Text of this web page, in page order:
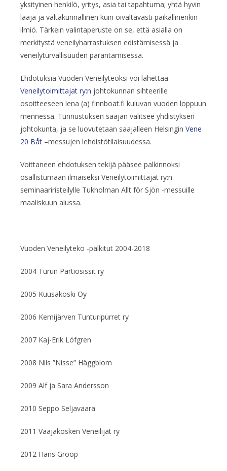
yksityinen henkilö, yritys, asia tai tapahtuma; yhtä hyvin
laaja ja valtakunnallinen kuin oivaltavasti paikallinenkin
ilmiö. Tärkein valintaperuste on se, että asialla on
merkitystä veneilyharrastuksen edistämisessä ja
veneilyturvallisuuden parantamisessa.
Ehdotuksia Vuoden Veneilyteoksi voi lähettää
Veneilytoimittajat ry:n johtokunnan sihteerille
osoitteeseen lena (a) finnboat.fi kuluvan vuoden loppuun
mennessä. Tunnustuksen saajan valitsee yhdistyksen
johtokunta, ja se luovutetaan saajalleen Helsingin Vene
20 Båt –messujen lehdistötilaisuudessa.
Voittaneen ehdotuksen tekijä pääsee palkinnoksi
osallistumaan ilmaiseksi Veneilytoimittajat ry:n
seminaariristeilylle Tukholman Allt för Sjön -messuille
maaliskuun alussa.
Vuoden Veneilyteko -palkitut 2004-2018
2004 Turun Partiosissit ry
2005 Kuusakoski Oy
2006 Kemijärven Tunturipurret ry
2007 Kaj-Erik Löfgren
2008 Nils ”Nisse” Häggblom
2009 Alf ja Sara Andersson
2010 Seppo Seljavaara
2011 Vaajakosken Veneilijät ry
2012 Hans Groop